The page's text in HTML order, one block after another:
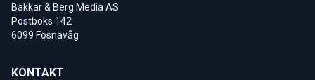
Bakkar & Berg Media AS
Postboks 142
6099 Fosnavåg
KONTAKT